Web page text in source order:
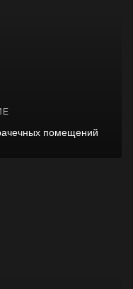
помещений